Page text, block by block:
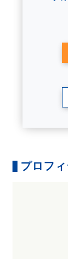
プロフ